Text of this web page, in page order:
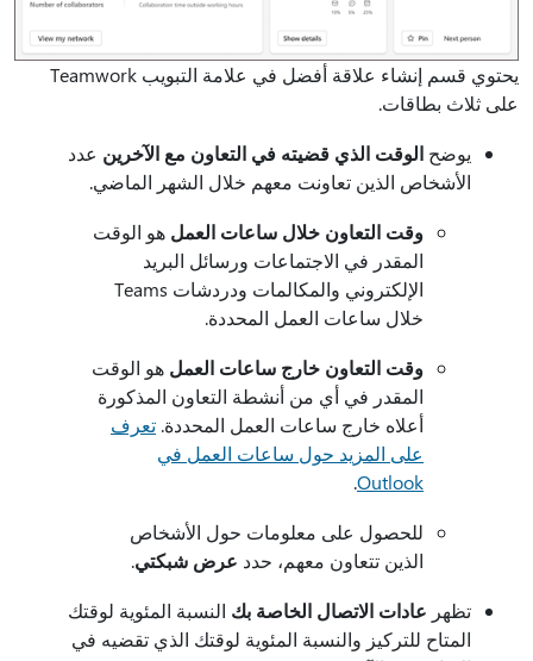
يحتوي قسم إنشاء علاقة أفضل في علامة التبويب Teamwork
على ثلاث بطاقات.
يوضح الوقت الذي قضيته في التعاون مع الآخرين عدد
الأشخاص الذين تعاونت معهم خلال الشهر الماضي.
وقت التعاون خلال ساعات العمل هو الوقت
المقدر في الاجتماعات ورسائل البريد
الإلكتروني والمكالمات ودردشات Teams
خلال ساعات العمل المحددة.
وقت التعاون خارج ساعات العمل هو الوقت
المقدر في أي من أنشطة التعاون المذكورة
أعلاه خارج ساعات العمل المحددة. تعرف
على المزيد حول ساعات العمل في
Outlook
.
للحصول على معلومات حول الأشخاص
الذين تتعاون معهم، حدد عرض شبكتي.
تظهر عادات الاتصال الخاصة بك النسبة المئوية لوقتك
المتاح للتركيز والنسبة المئوية لوقتك الذي تقضيه في